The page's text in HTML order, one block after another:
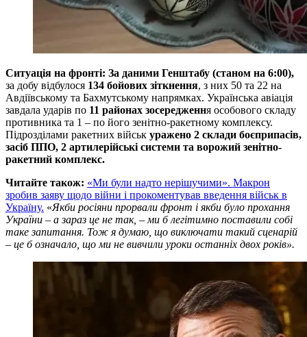
Ситуація на фронті: За даними Генштабу (станом на 6:00),
за добу відбулося 134 бойових зіткнення, з них 50 та 22 на
Авдіївському та Бахмутському напрямках. Українська авіація
завдала ударів по 11 районах зосередження особового складу
противника та 1 – по його зенітно-ракетному комплексу.
Підрозділами ракетних військ уражено 2 склади боєприпасів,
засіб ППО, 2 артилерійські системи та ворожий зенітно-
ракетний комплекс.
Читайте також: «Ми були надто нерішучими». Макрон
зробив заяву щодо війни і прокоментував введення військ в
Україну. «Якби росіяни прорвали фронт і якби було прохання
України – а зараз це не так, – ми б легітимно поставили собі
таке запитання. Тож я думаю, що виключати такий сценарій
– це б означало, що ми не вивчили уроки останніх двох років».